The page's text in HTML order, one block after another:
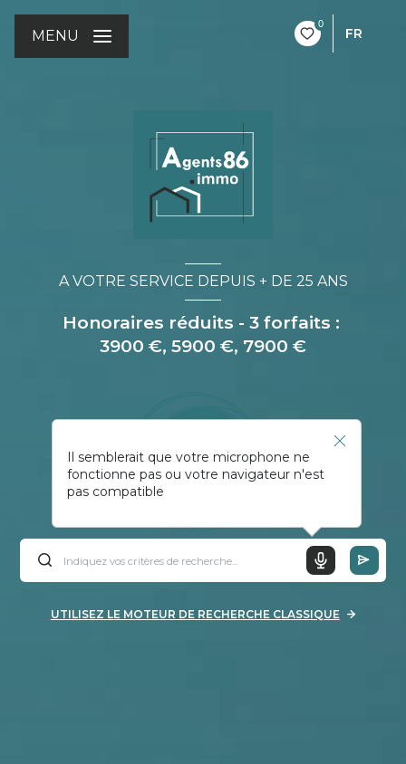
0
FR
MENU
A VOTRE SERVICE DEPUIS + DE 25 ANS
Honoraires réduits - 3 forfaits :
3900 €, 5900 €, 7900 €
Il semblerait que votre microphone ne
fonctionne pas ou votre navigateur n'est
pas compatible
UTILISEZ LE MOTEUR DE RECHERCHE CLASSIQUE